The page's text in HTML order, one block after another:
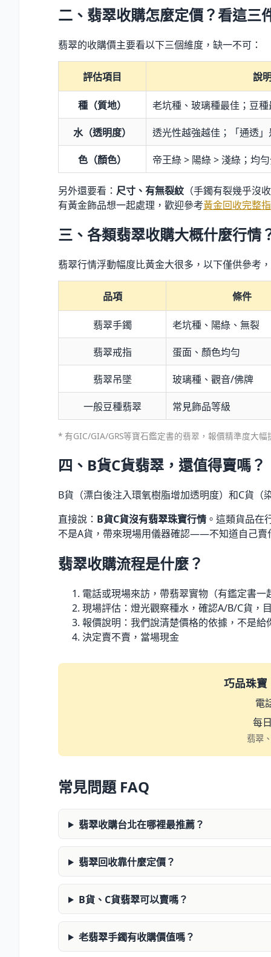
二、翡翠收購怎麼定價？看這三
翡翠的收購價主要看以下三個維度，缺一不可：
評估項目 說
種（質地） 老坑種、玻璃種最佳；豆
水（透明度） 透光性越強越佳；「通透
色（顏色） 帝王綠 > 陽綠 > 淺綠；均
另外還要看： 尺寸、有無裂紋 （手鐲有裂幾乎沒
有黃金飾品想一起處理，歡迎參考黃金回收完整
三、各類翡翠收購大概什麼行情
翡翠行情浮動幅度比黃金大很多，以下僅供參考
品項 條件
翡翠手鐲 老坑種、陽綠、無裂
翡翠戒指 蛋面、顏色均勻
翡翠吊墜 玻璃種、觀音/佛牌
一般豆種翡翠 常見飾品等級
* 有GIC/GIA/GRS等寶石鑑定書的翡翠，報價精準度大幅
四、B貨C貨翡翠，還值得賣嗎？
B貨（漂白後注入環氧樹脂增加透明度）和C貨（
直接說： B貨C貨沒有翡翠珠寶行情 。這類貨品在
不是A貨，帶來現場用儀器確認——不知道自己賣
翡翠收購流程是什麼？
電話或現場來訪，帶翡翠實物（有鑑定書一
現場評估：燈光觀察種水，確認A/B/C貨，
報價說明：我們說清楚價格的依據，不是給
決定賣不賣，當場現金
巧品珠寶
電
每
翡翠
常見問題 FAQ
翡翠收購台北在哪裡最推薦？
翡翠回收靠什麼定價？
B貨、C貨翡翠可以賣嗎？
老翡翠手鐲有收購價值嗎？